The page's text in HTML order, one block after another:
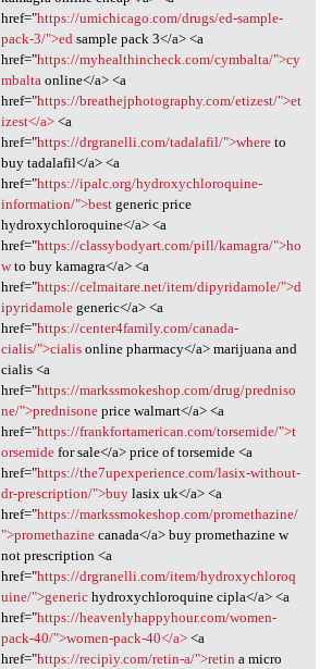
href="https://umichicago.com/drugs/ed-sample-
pack-3/">edsample pack 3</a> <a
href="https://myhealthincheck.com/cymbalta/">cy
mbaltaonline</a> <a
href="https://breathejphotography.com/etizest/">et
izest</a><a
href="https://drgranelli.com/tadalafil/">whereto
buy tadalafil</a> <a
href="https://ipalc.org/hydroxychloroquine-
information/">bestgeneric price
hydroxychloroquine</a> <a
href="https://classybodyart.com/pill/kamagra/">ho
wto buy kamagra</a> <a
href="https://celmaitare.net/item/dipyridamole/">d
ipyridamolegeneric</a> <a
href="https://center4family.com/canada-
cialis/">cialisonline pharmacy</a> marijuana and
cialis <a
href="https://markssmokeshop.com/drug/predniso
ne/">prednisoneprice walmart</a> <a
href="https://frankfortamerican.com/torsemide/">t
orsemidefor sale</a> price of torsemide <a
href="https://the7upexperience.com/lasix-without-
dr-prescription/">buylasix uk</a> <a
href="https://markssmokeshop.com/promethazine/
">promethazinecanada</a> buy promethazine w
not prescription <a
href="https://drgranelli.com/item/hydroxychloroq
uine/">generichydroxychloroquine cipla</a> <a
href="https://heavenlyhappyhour.com/women-
pack-40/">women-pack-40</a><a
href="https://recipiy.com/retin-a/">retin a micro